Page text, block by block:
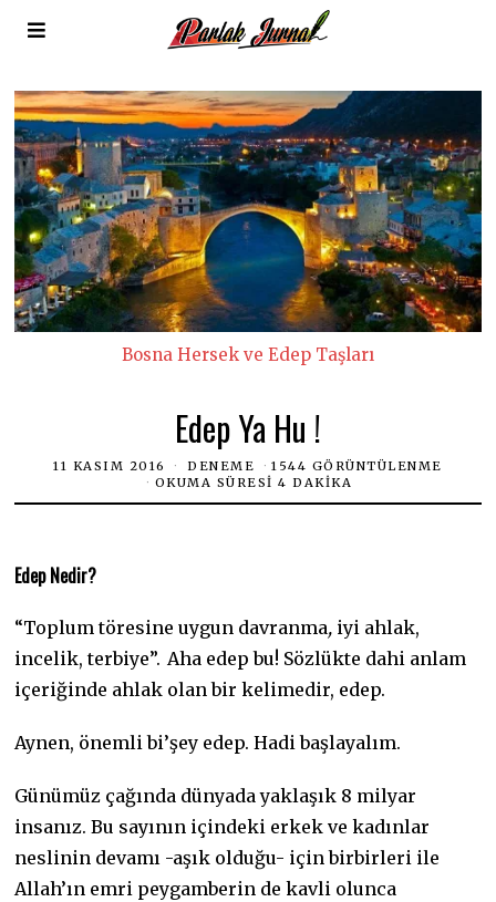
Bosna Hersek ve Edep Taşları
Edep Ya Hu !
11 KASIM 2016 DENEME
1544 GÖRÜNTÜLENME
OKUMA SÜRESI 4 DAKIKA
Edep Nedir?
“Toplum töresine uygun davranma, iyi ahlak,
incelik, terbiye”. Aha edep bu! Sözlükte dahi anlam
içeriğinde ahlak olan bir kelimedir, edep.
Aynen, önemli bi’şey edep. Hadi başlayalım.
Günümüz çağında dünyada yaklaşık 8 milyar
insanız. Bu sayının içindeki erkek ve kadınlar
neslinin devamı -aşık olduğu- için birbirleri ile
Allah’ın emri peygamberin de kavli olunca